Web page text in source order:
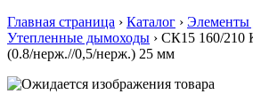
Главная страница › Каталог › Элементы
Утепленные дымоходы › СК15 160/210
(0.8/нерж.//0,5/нерж.) 25 мм